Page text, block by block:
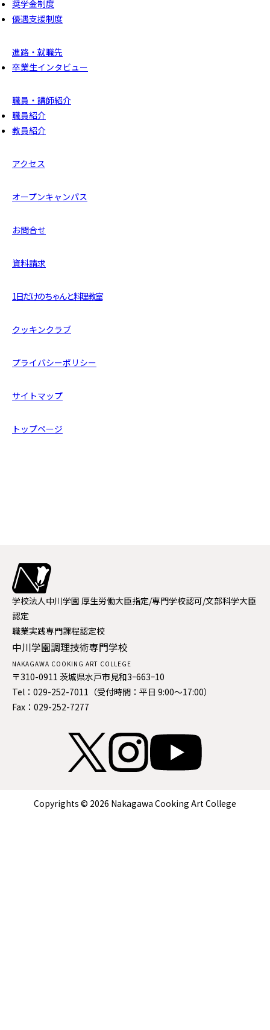
奨学金制度
優遇支援制度
進路・就職先
卒業生インタビュー
職員・講師紹介
職員紹介
教員紹介
アクセス
オープンキャンパス
お問合せ
資料請求
1日だけのちゃんと料理教室
クッキンクラブ
プライバシーポリシー
サイトマップ
トップページ
学校法人中川学園 厚生労働大臣指定/専門学校認可/文部科学大臣
認定
職業実践専門課程認定校
中川学園調理技術専門学校
NAKAGAWA COOKING ART COLLEGE
〒310-0911 茨城県水戸市見和3ｰ663ｰ10
Tel：029-252-7011（受付時間：平日 9:00〜17:00）
Fax：029-252-7277
Copyrights © 2026 Nakagawa Cooking Art College